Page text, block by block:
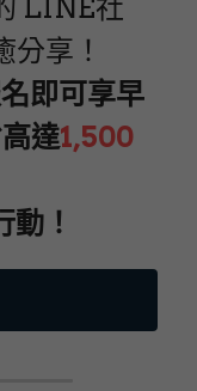
LINE社
享！
即可享早
達1,500
！